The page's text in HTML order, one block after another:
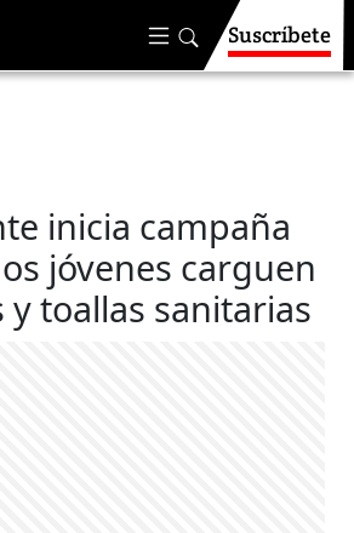
Suscríbete
inicia campaña
jóvenes carguen
toallas sanitarias